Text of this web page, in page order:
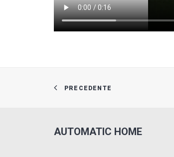
PRECEDENTE
AUTOMATIC HOME